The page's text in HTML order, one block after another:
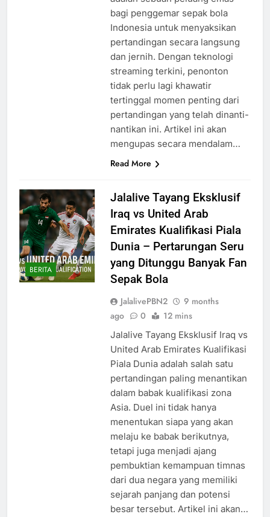
bagi penggemar sepak bola
Indonesia untuk menyaksikan
pertandingan secara langsung
dan jernih. Dengan teknologi
streaming terkini, penonton
tidak perlu lagi khawatir
tertinggal momen penting dari
pertandingan yang telah dinanti-
nantikan ini. Artikel ini akan
mengupas secara mendalam…
Read More
BERITA
Jalalive Tayang Eksklusif
Iraq vs United Arab
Emirates Kualifikasi Piala
Dunia – Pertarungan Seru
yang Ditunggu Banyak Fan
Sepak Bola
JalalivePBN2
9 months
ago
0 12 mins
Jalalive Tayang Eksklusif Iraq vs
United Arab Emirates Kualifikasi
Piala Dunia adalah salah satu
pertandingan paling menantikan
dalam babak kualifikasi zona
Asia. Duel ini tidak hanya
menentukan siapa yang akan
melaju ke babak berikutnya,
tetapi juga menjadi ajang
pembuktian kemampuan timnas
dari dua negara yang memiliki
sejarah panjang dan potensi
besar tersebut. Artikel ini akan…